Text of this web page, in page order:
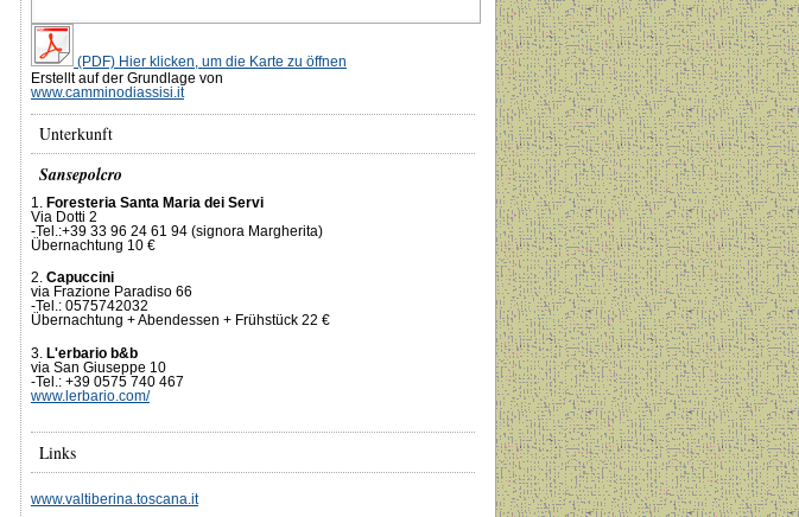
(PDF) Hier klicken, um die Karte zu öffnen
Erstellt auf der Grundlage von
www.camminodiassisi.it
Unterkunft
Sansepolcro
1. Foresteria Santa Maria dei Servi
Via Dotti 2
-Tel.:+39 33 96 24 61 94 (signora Margherita)
Übernachtung 10 €
2. Capuccini
via Frazione Paradiso 66
-Tel.: 0575742032
Übernachtung + Abendessen + Frühstück 22 €
3.
L'erbario b&b
via San Giuseppe 10
-Tel.: +39 0575 740 467
www.lerbario.com/
Links
www.valtiberina.toscana.it